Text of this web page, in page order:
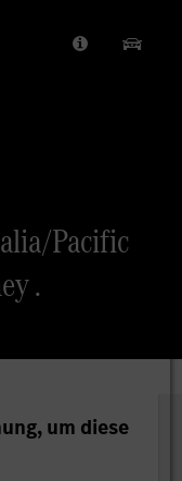
Anbieter/
Pacific
.
um diese